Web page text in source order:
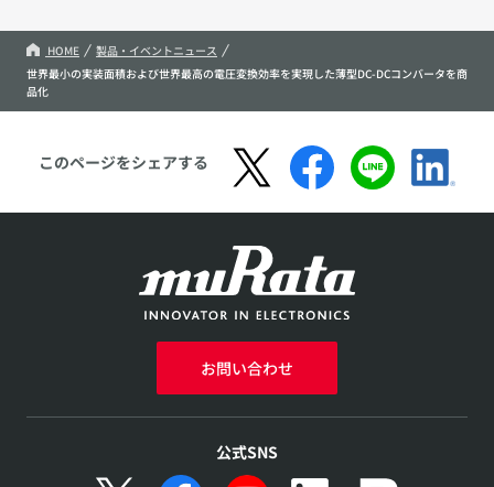
HOME
製品・イベントニュース
世界最小の実装面積および世界最高の電圧変換効率を実現した薄型DC-DCコンバータを商
品化
このページをシェアする
お問い合わせ
公式SNS